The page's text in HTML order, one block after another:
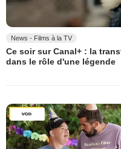
News - Films à la TV
Ce soir sur Canal+ : la
dans le rôle d'une légende